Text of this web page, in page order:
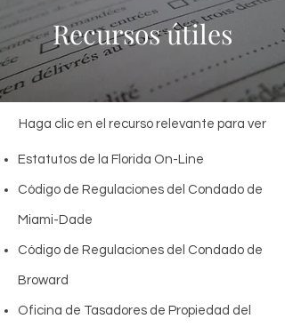
Recursos útiles
Estatutos de la Florida On-Line
Código de Regulaciones del Condado de
Miami-Dade
Código de Regulaciones del Condado de
Broward
Oficina de Tasadores de Propiedad del
Haga clic en el recurso relevante para ver